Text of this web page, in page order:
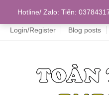
Login/Register Blog posts
Hotline/ Zalo: Tiến: